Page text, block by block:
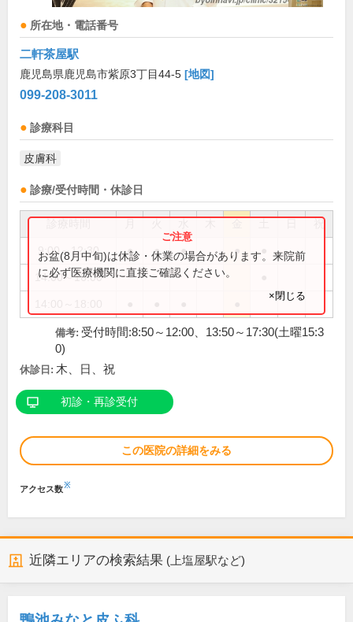
所在地・電話番号
二軒茶屋駅
鹿児島県鹿児島市紫原3丁目44-5 [地図]
099-208-3011
診療科目
皮膚科
診療/受付時間・休診日
祝
9:00～12:30 ● ● ● ●
14:00～16:00
お盆(8月中旬)は休診・休業の場合があります。来院前
に必ず医療機関に直接ご確認ください。
×閉じる
備考: 受付時間:8:50～12:00、13:50～17:30(土曜15:3
0)
休診日: 木、日、祝
初診・再診受付
この医院の詳細をみる
アクセス数※
近隣エリアの検索結果 (上塩屋駅など)